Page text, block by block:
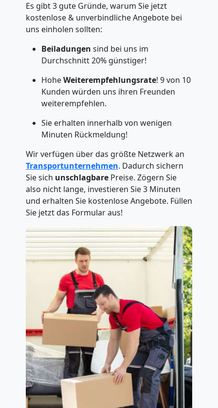
Es gibt 3 gute Gründe, warum Sie jetzt
kostenlose & unverbindliche Angebote bei
uns einholen sollten:
Beiladungen sind bei uns im
Durchschnitt 20% günstiger!
HoheWeiterempfehlungsrate! 9 von 10
Kunden würden uns ihren Freunden
weiterempfehlen.
Sie erhalten innerhalb von wenigen
Minuten Rückmeldung!
Wir verfügen über das größte Netzwerk an
Transportunternehmen. Dadurch sichern
Sie sich unschlagbare Preise. Zögern Sie
also nicht lange, investieren Sie 3 Minuten
und erhalten Sie kostenlose Angebote. Füllen
Sie jetzt das Formular aus!